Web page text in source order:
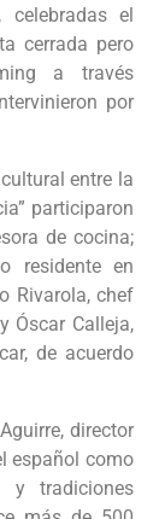
el
cerrada pero
a través
por
entre la
participaron
de cocina;
residente en
Rivarola, chef
Óscar Calleja,
de acuerdo
director
español como
y tradiciones